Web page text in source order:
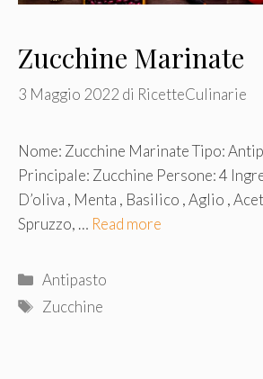
Zucchine Marinate
3 Maggio 2022 di RicetteCulinarie
Nome: Zucchine Marinate Tipo:
Principale: Zucchine Persone: 4
D’oliva , Menta , Basilico , Aglio ,
Spruzzo, … Read more
Categorie
Antipasto
Tag
Zucchine